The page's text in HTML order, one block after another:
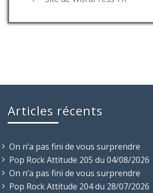
Articles récents
On n’a pas fini de vous surprendre
Pop Rock Attitude 205 du 04/08/2026
On n’a pas fini de vous surprendre
Pop Rock Attitude 204 du 28/07/2026